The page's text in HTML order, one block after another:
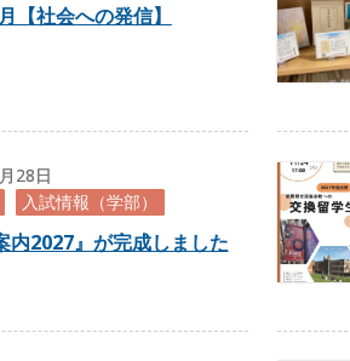
【社会への発信】
28日
入試情報（学部）
内2027』が完成しました